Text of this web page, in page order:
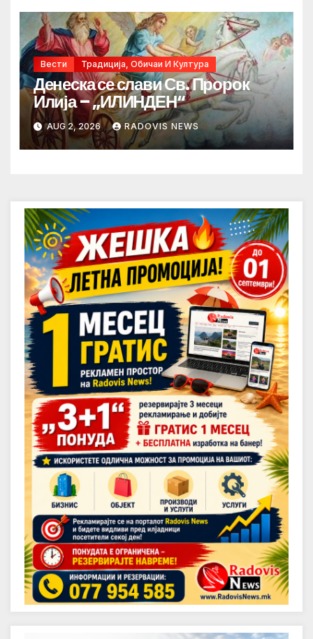
Вести Традиција, Обичаи И Култура
Денеска се слави Св. Пророк
Илија – „ИЛИНДЕН“
AUG 2, 2026 RADOVIS NEWS